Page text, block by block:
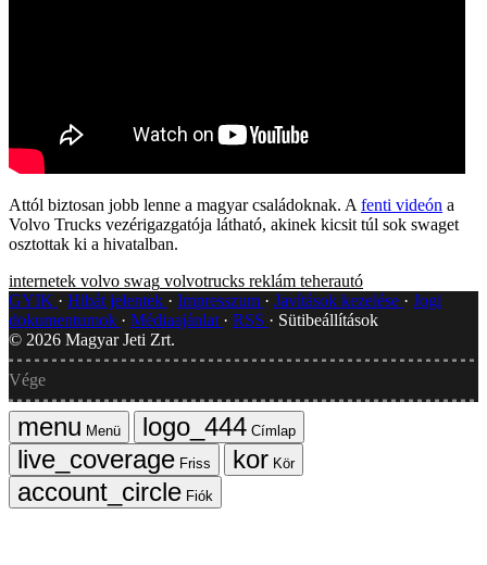
Attól biztosan jobb lenne a magyar családoknak. A fenti videón a
Volvo Trucks vezérigazgatója látható, akinek kicsit túl sok swaget
osztottak ki a hivatalban.
internetek volvo swag volvotrucks reklám teherautó
GYIK
Hibát jelentek Impresszum Javítások kezelése
Jogi
dokumentumok
Médiaajánlat RSS
Sütibeállítások
© 2026 Magyar Jeti Zrt.
Vége
Menü
Címlap
Friss
Kör
Fiók